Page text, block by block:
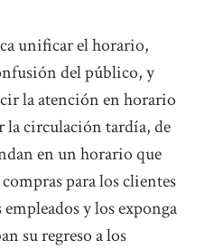
unificar el horario,
del público, y
la atención en horario
la circulación tardía, de
en un horario que
para los clientes
y los exponga
su regreso a los